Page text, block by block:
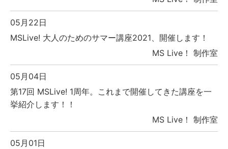
05月22日
MSLive! 大人のためのサマー講座2021、開催します！
MS Live！ 制作室
05月04日
第17回 MSLive! 1周年。これまで開催してきた講座を一
挙紹介します！！
MS Live！ 制作室
05月01日